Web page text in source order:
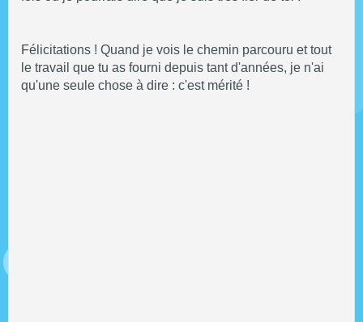
Félicitations ! Quand je vois le chemin parcouru et tout
le travail que tu as fourni depuis tant d'années, je n'ai
qu'une seule chose à dire : c'est mérité !